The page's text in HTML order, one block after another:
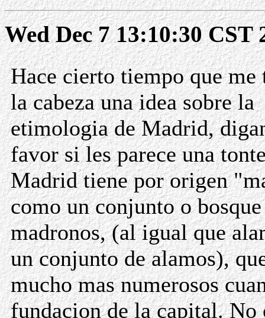
Wed Dec 7 13:10:30 CST
Hace cierto tiempo que me
la cabeza una idea sobre la
etimologia de Madrid,
favor si les parece una
Madrid tiene por origen
como un conjunto o
madronos, (al igual que
un conjunto de alamos),
mucho mas numerosos
fundacion de la capital. No